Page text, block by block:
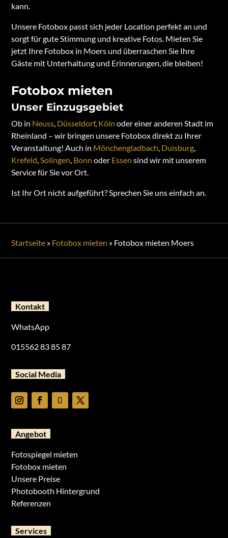
kann.
Unsere Fotobox passt sich jeder Location perfekt an und
sorgt für gute Stimmung und kreative Fotos. Mieten Sie
jetzt Ihre Fotobox in Moers und überraschen Sie Ihre
Gäste mit Unterhaltung und Erinnerungen, die bleiben!
Fotobox mieten
Unser Einzugsgebiet
Ob in Neuss Düsseldorf, Köln oder einer anderen Stadt im
Rheinland – wir bringen unsere Fotobox direkt zu Ihrer
Veranstaltung! Auch in Mönchengladbach Duisburg
Krefeld Solingen Bonn oder Essen sind wir mit unserem
Service für Sie vor Ort.
Ist Ihr Ort nicht aufgeführt? Sprechen Sie uns einfach an.
Startseite » Fotobox mieten » Fotobox mieten Moers
Kontakt
WhatsApp
015562 83 85 87
Social Media
Angebot
Fotospiegel mieten
Fotobox mieten
Unsere Preise
Photobooth Hintergrund
Referenzen
Services